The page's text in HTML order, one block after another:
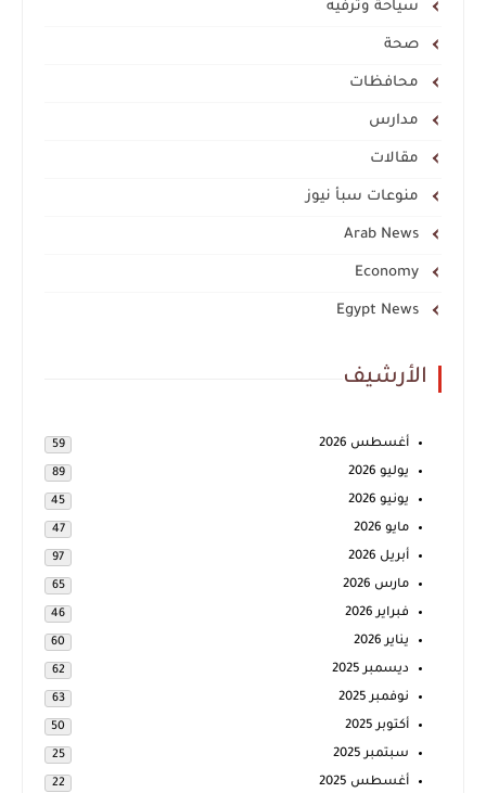
سياحة وترفيه
صحة
محافظات
مدارس
مقالات
منوعات سبأ نيوز
Arab News
Economy
Egypt News
الأرشيف
أغسطس 2026 59
يوليو 2026 89
يونيو 2026 45
مايو 2026 47
أبريل 2026 97
مارس 2026 65
فبراير 2026 46
يناير 2026 60
ديسمبر 2025 62
نوفمبر 2025 63
أكتوبر 2025 50
سبتمبر 2025 25
أغسطس 2025 22